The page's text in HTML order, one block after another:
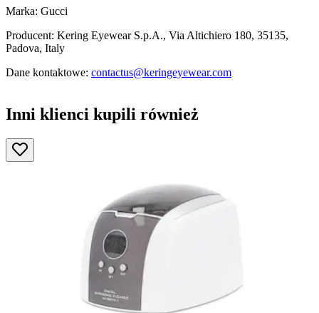
Marka: Gucci
Producent: Kering Eyewear S.p.A., Via Altichiero 180, 35135,
Padova, Italy
Dane kontaktowe: contactus@keringeyewear.com
Inni klienci kupili również